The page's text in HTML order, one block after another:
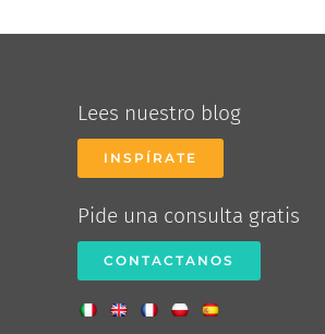
Lees nuestro blog
INSPÍRATE
Pide una consulta gratis
CONTACTANOS